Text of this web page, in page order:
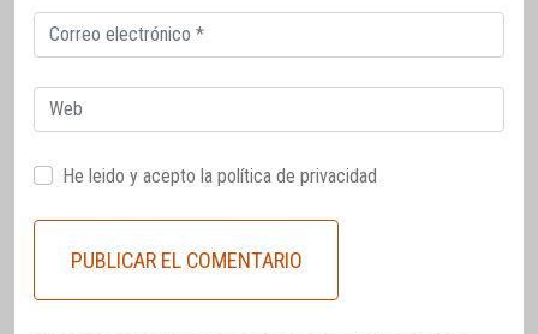
Correo
electrónico
Web
He leido y acepto la política de privacidad